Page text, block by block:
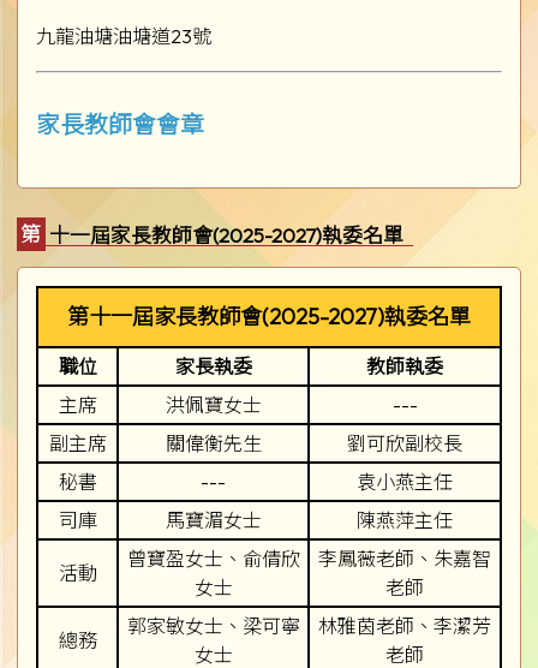
九龍油塘油塘道23號
家長教師會會章
第十一屆家長教師會(2025-2027)執委名單
第十一屆家長教師會(2025-2027)執委名單
職位 家長執委
教師執委
主席
洪佩寶女士
---
副主席
關偉衡先生
劉可欣副校長
秘書
---
袁小燕主任
司庫
馬寶湄女士 陳燕萍主任
活動
曾寶盈女士、俞倩欣
女士
李鳳薇老師、朱嘉智
老師
總務
郭家敏女士、梁可寧
女士
林雅茵老師、李潔芳
老師